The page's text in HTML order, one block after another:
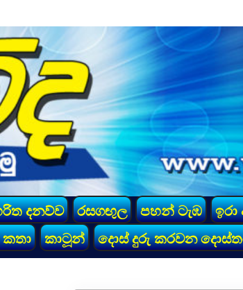
දනව්ව රසගඟුල පහන් ටැඹ
කාටූන් දොස් දුරු කරවන